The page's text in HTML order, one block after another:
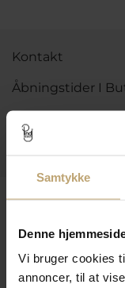
Samtykke
Denne
Vi bruger cookies
annoncer, til at
Kontakt
Åbningstider I